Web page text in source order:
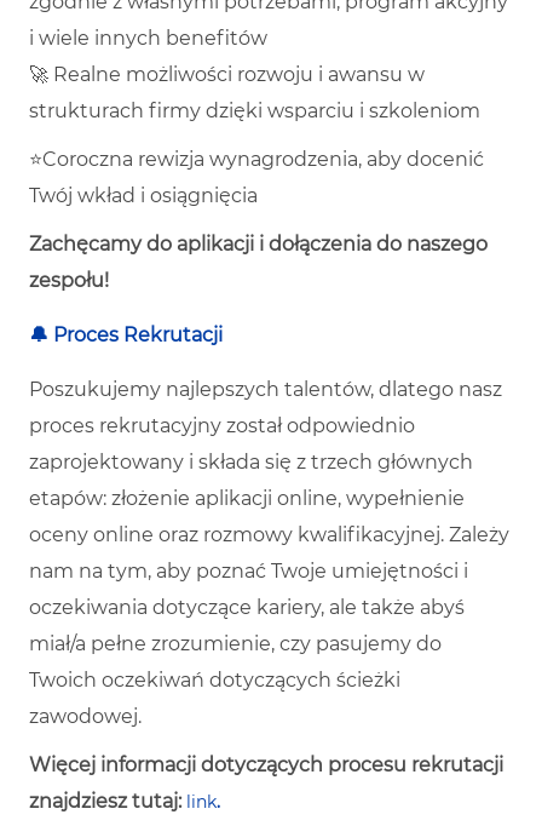
i wiele innych benefitów
🚀 Realne możliwości rozwoju i awansu w
strukturach firmy dzięki wsparciu i szkoleniom
⭐Coroczna rewizja wynagrodzenia, aby docenić
Twój wkład i osiągnięcia
Zachęcamy do aplikacji i dołączenia do naszego
zespołu!
🔔 Proces Rekrutacji
Poszukujemy najlepszych talentów, dlatego nasz
proces rekrutacyjny został odpowiednio
zaprojektowany i składa się z trzech głównych
etapów: złożenie aplikacji online, wypełnienie
oceny online oraz rozmowy kwalifikacyjnej. Zależy
nam na tym, aby poznać Twoje umiejętności i
oczekiwania dotyczące kariery, ale także abyś
miał/a pełne zrozumienie, czy pasujemy do
Twoich oczekiwań dotyczących ścieżki
zawodowej.
Więcej informacji dotyczących procesu rekrutacji
znajdziesz tutaj: link.